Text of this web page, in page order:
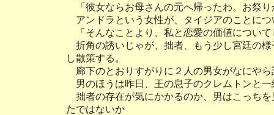
「彼女ならお母さんの元へ帰ったわ。お祭
アンドラという女性が、タイジアのことにつ
「そんなことより、私と恋愛の価値について
折角の誘いじゃが、拙者、もう少し宮廷の
し散策する。
廊下のとおりすがりに２人の男女がなにや
男のほうは昨日、王の息子のクレムトンと
拙者の存在が気にかかるのか、男はこっち
たではないか